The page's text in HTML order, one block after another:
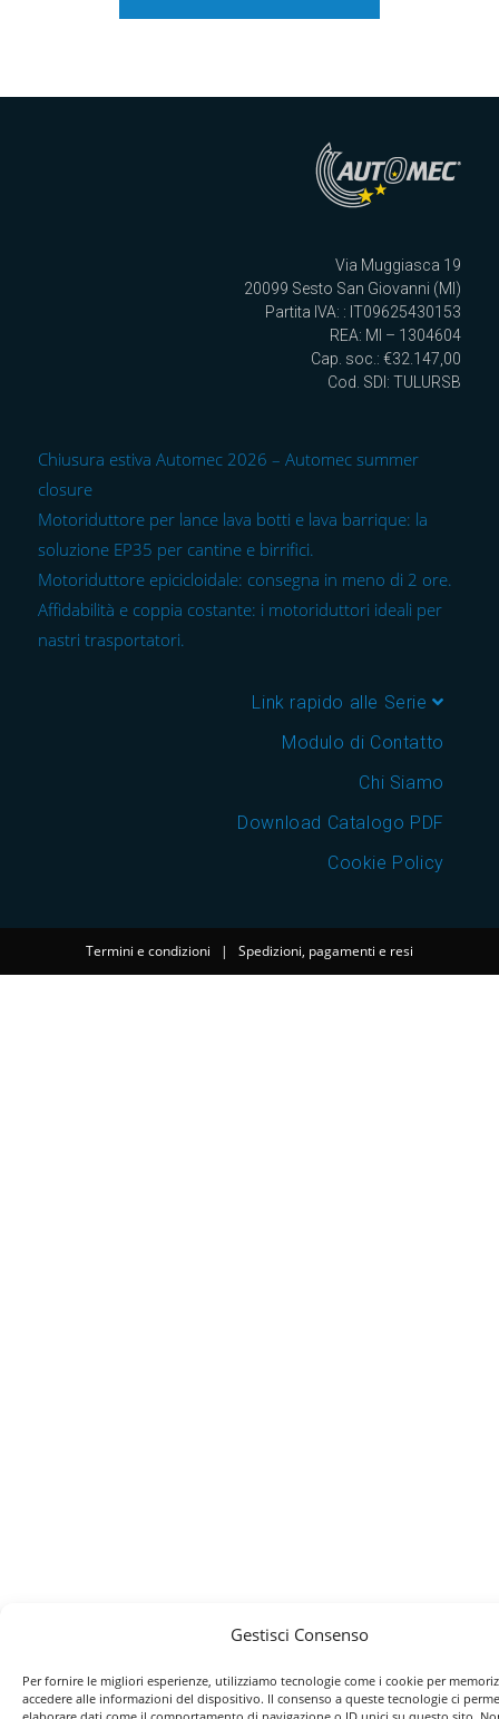
Gestisci Consenso
Per fornire le migliori esperienze, utilizziamo tecnologie come i cookie per
accedere alle informazioni del dispositivo. Il consenso a queste tecnologie ci
Via Muggiasca 19
20099 Sesto San Giovanni (MI)
Partita IVA: : IT09625430153
REA: MI – 1304604
Cap. soc.: €32.147,00
Cod. SDI: TULURSB
Chiusura estiva Automec 2026 – Automec summer
closure
Motoriduttore per lance lava botti e lava barrique: la
soluzione EP35 per cantine e birrifici.
Motoriduttore epicicloidale: consegna in meno di 2 ore.
Affidabilità e coppia costante: i motoriduttori ideali per
nastri trasportatori.
Link rapido alle Serie
Modulo di Contatto
Chi Siamo
Download Catalogo PDF
Cookie Policy
Termini e condizioni | Spedizioni, pagamenti e resi